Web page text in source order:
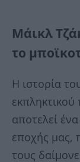
Μάικλ
το
Η ιστορία
αποτελεί
εποχής μας,
τους